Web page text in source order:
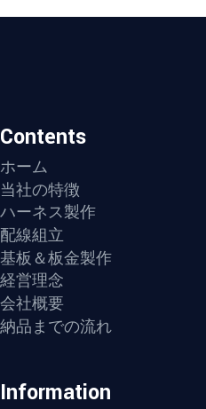
Contents
ホーム
当社の特徴
ハーネス製作
配線組立
基板＆板金製作
経営理念
会社概要
納品までの流れ
Information